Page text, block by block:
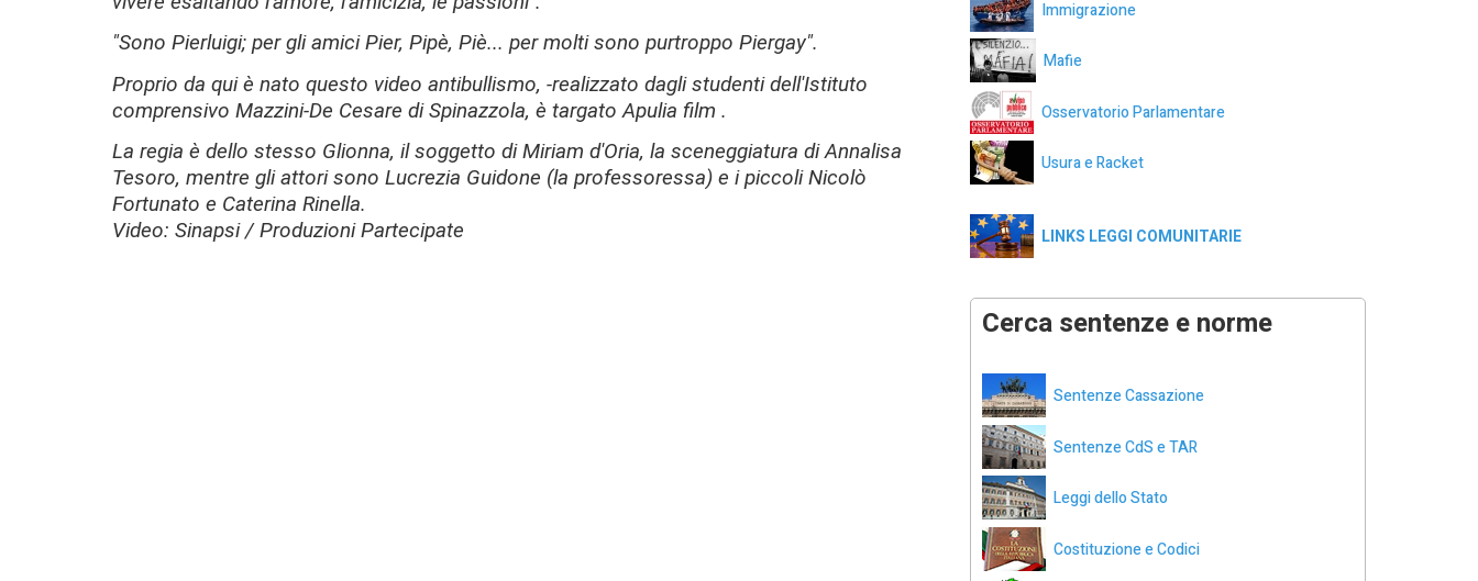
"Sono Pierluigi; per gli amici Pier, Pipè, Piè... per molti sono purtroppo Piergay".
Proprio da qui è nato questo video antibullismo, -realizzato dagli studenti dell'Istituto
comprensivo Mazzini-De Cesare di Spinazzola, è targato Apulia film .
La regia è dello stesso Glionna, il soggetto di Miriam d'Oria, la sceneggiatura di Annalisa
Tesoro, mentre gli attori sono Lucrezia Guidone (la professoressa) e i piccoli Nicolò
Fortunato e Caterina Rinella.
Video: Sinapsi / Produzioni Partecipate
Immigrazione
Mafie
Osservatorio Parlamentare
Usura e Racket
LINKS LEGGI COMUNITARIE
Cerca sentenze e norme
Sentenze Cassazione
Sentenze CdS e TAR
Leggi dello Stato
Costituzione e Codici